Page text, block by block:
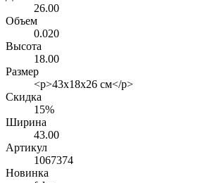
26.00
Объем
0.020
Высота
18.00
Размер
<p>43х18х26 см</p>
Скидка
15%
Ширина
43.00
Артикул
1067374
Новинка